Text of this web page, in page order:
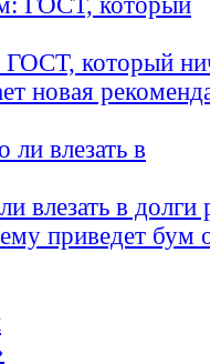
который
новая
влезать в
приведет бум